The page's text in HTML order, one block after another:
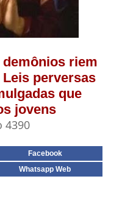
demônios riem
perversas
que
jovens
4390
Facebook
Whatsapp Web